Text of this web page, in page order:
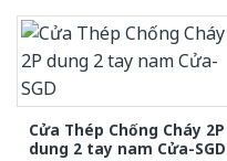
Cửa Thép Chống Cháy 2P
dung 2 tay nam Cửa-SGD